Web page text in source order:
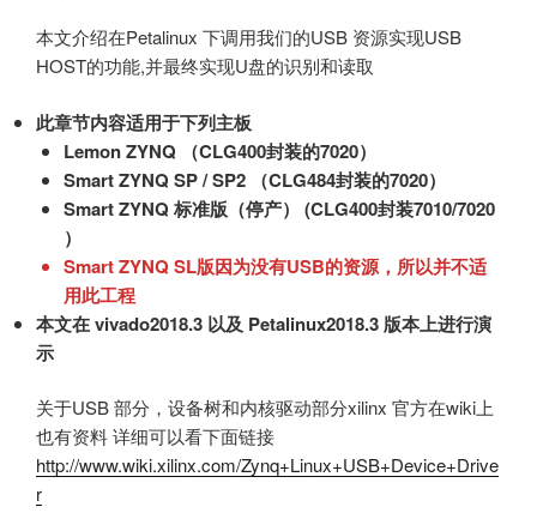
本文介绍在Petalinux 下调用我们的USB 资源实现USB
HOST的功能,并最终实现U盘的识别和读取
此章节内容适用于下列主板
Lemon ZYNQ （CLG400封装的7020）
Smart ZYNQ SP / SP2 （CLG484封装的7020）
Smart ZYNQ 标准版（停产） (CLG400封装7010/7020
）
Smart ZYNQ SL版因为没有USB的资源，所以并不适
用此工程
本文在 vivado2018.3 以及 Petalinux2018.3 版本上进行演
示
关于USB 部分，设备树和内核驱动部分xilinx 官方在wiki上
也有资料 详细可以看下面链接
http://www.wiki.xilinx.com/Zynq+Linux+USB+Device+Drive
r